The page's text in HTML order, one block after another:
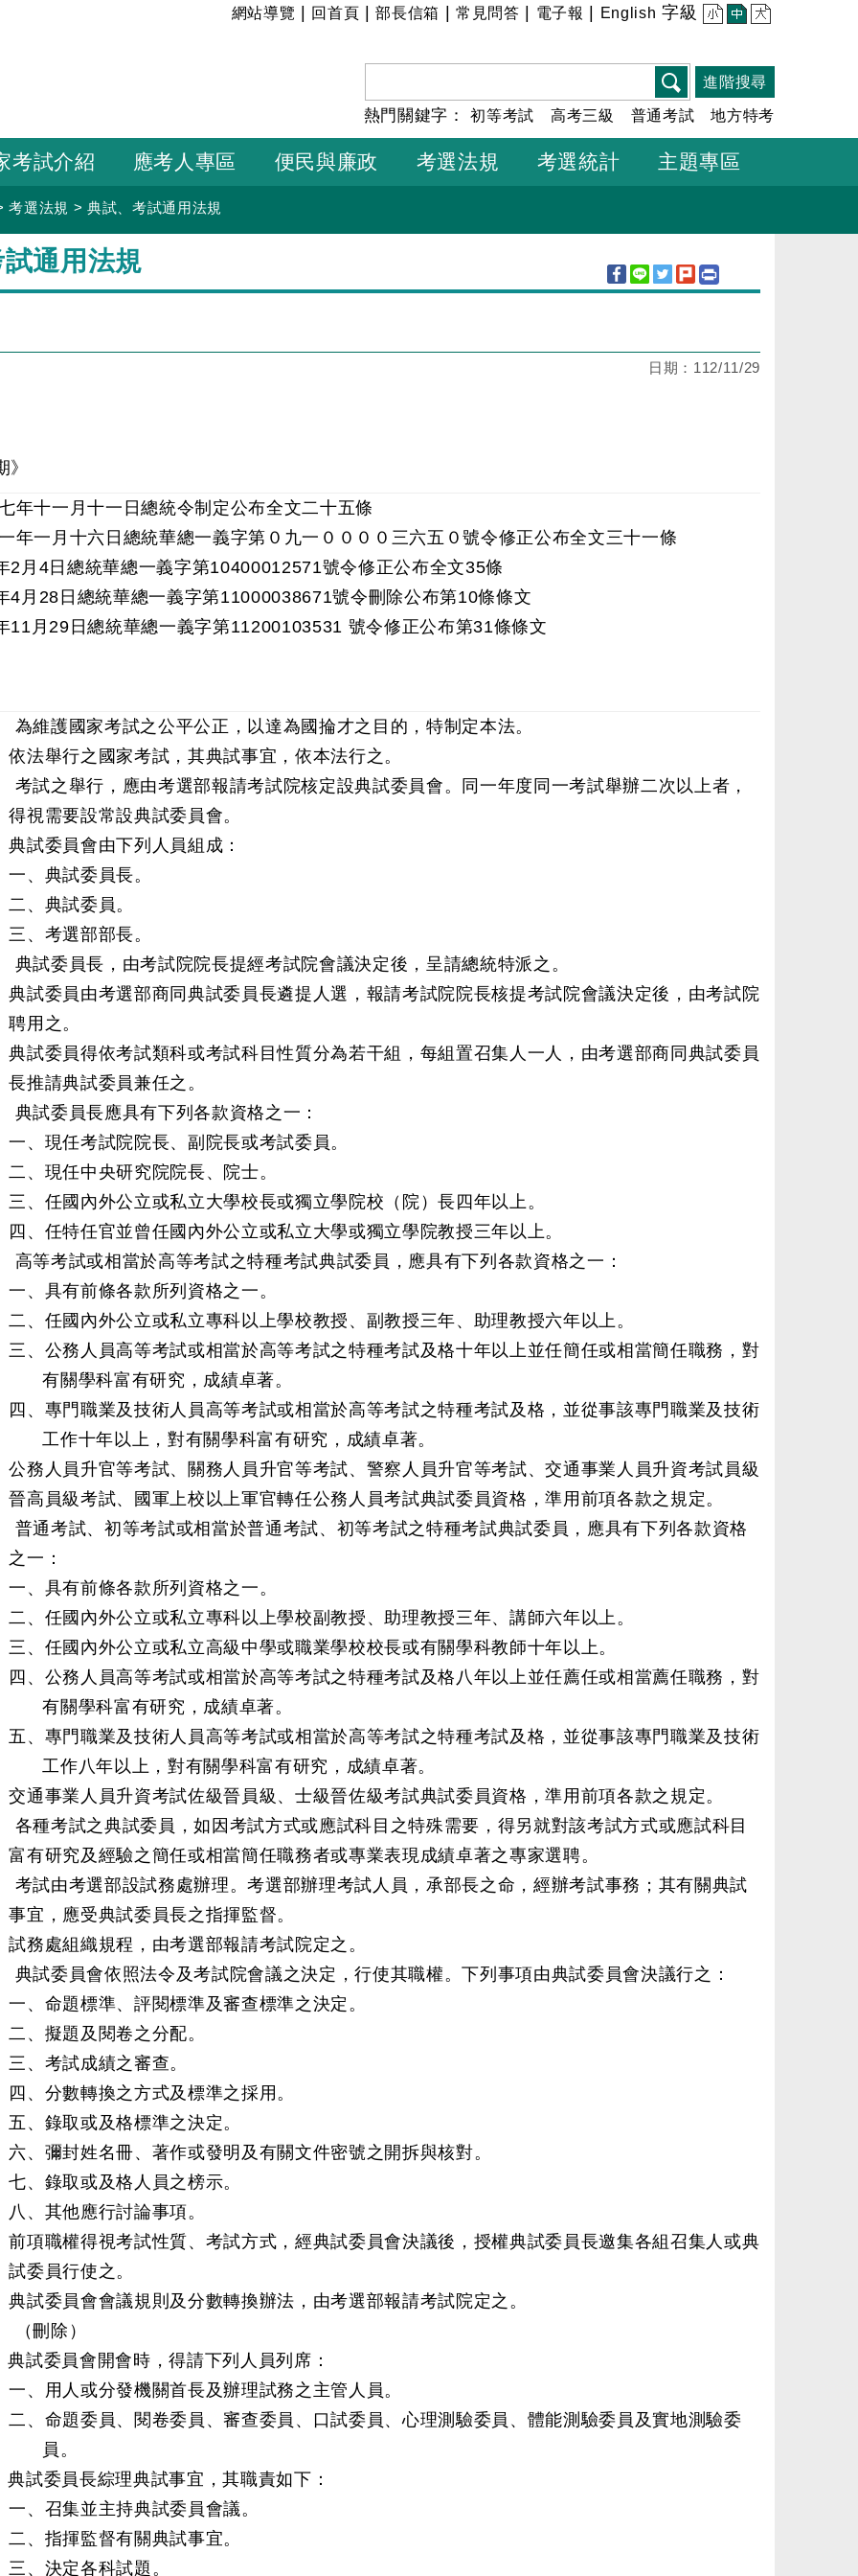
:::
網站導覽 回首頁 |部長信箱 常見問答 電子報 English 字級 小 中 大
進階搜尋
熱門關鍵字：初等考試 高考三級 普通考試 地方特考
考試介紹 應考人專區 便民與廉政 考選法規 考選統計 主題專區
考選法規 >典試、考試通用法規
通用法規
日期： 112/11/29
》
年十一月十一日總統令制定公布全文二十五條
年一月十六日總統華總一義字第０九一００００三六五０號令修正公布全文三十一條
2月4日總統華總一義字第10400012571號令修正公布全文35條
4月28日總統華總一義字第11000038671號令刪除公布第10條條文
11月29日總統華總一義字第11200103531 號令修正公布第31條條文
護國家考試之公平公正，以達為國掄才之目的，特制定本法。
依法舉行之國家考試，其典試事宜，依本法行之。
之舉行，應由考選部報請考試院核定設典試委員會。同一年度同一考試舉辦二次以上者，
得視需要設常設典試委員會。
典試委員會由下列人員組成：
一、典試委員長。
二、典試委員。
三、考選部部長。
委員長，由考試院院長提經考試院會議決定後，呈請總統特派之。
典試委員由考選部商同典試委員長遴提人選，報請考試院院長核提考試院會議決定後，由考試院
聘用之。
典試委員得依考試類科或考試科目性質分為若干組，每組置召集人一人，由考選部商同典試委員
長推請典試委員兼任之。
委員長應具有下列各款資格之一：
一、現任考試院院長、副院長或考試委員。
二、現任中央研究院院長、院士。
三、任國內外公立或私立大學校長或獨立學院校（院）長四年以上。
四、任特任官並曾任國內外公立或私立大學或獨立學院教授三年以上。
考試或相當於高等考試之特種考試典試委員，應具有下列各款資格之一：
一、具有前條各款所列資格之一。
二、任國內外公立或私立專科以上學校教授、副教授三年、助理教授六年以上。
三、公務人員高等考試或相當於高等考試之特種考試及格十年以上並任簡任或相當簡任職務，對
有關學科富有研究，成績卓著。
四、專門職業及技術人員高等考試或相當於高等考試之特種考試及格，並從事該專門職業及技術
工作十年以上，對有關學科富有研究，成績卓著。
公務人員升官等考試、關務人員升官等考試、警察人員升官等考試、交通事業人員升資考試員級
晉高員級考試、國軍上校以上軍官轉任公務人員考試典試委員資格，準用前項各款之規定。
考試、初等考試或相當於普通考試、初等考試之特種考試典試委員，應具有下列各款資格
之一：
一、具有前條各款所列資格之一。
二、任國內外公立或私立專科以上學校副教授、助理教授三年、講師六年以上。
三、任國內外公立或私立高級中學或職業學校校長或有關學科教師十年以上。
四、公務人員高等考試或相當於高等考試之特種考試及格八年以上並任薦任或相當薦任職務，對
有關學科富有研究，成績卓著。
五、專門職業及技術人員高等考試或相當於高等考試之特種考試及格，並從事該專門職業及技術
工作八年以上，對有關學科富有研究，成績卓著。
交通事業人員升資考試佐級晉員級、士級晉佐級考試典試委員資格，準用前項各款之規定。
考試之典試委員，如因考試方式或應試科目之特殊需要，得另就對該考試方式或應試科目
富有研究及經驗之簡任或相當簡任職務者或專業表現成績卓著之專家選聘。
由考選部設試務處辦理。考選部辦理考試人員，承部長之命，經辦考試事務；其有關典試
事宜，應受典試委員長之指揮監督。
試務處組織規程，由考選部報請考試院定之。
委員會依照法令及考試院會議之決定，行使其職權。下列事項由典試委員會決議行之：
一、命題標準、評閱標準及審查標準之決定。
二、擬題及閱卷之分配。
三、考試成績之審查。
四、分數轉換之方式及標準之採用。
五、錄取或及格標準之決定。
六、彌封姓名冊、著作或發明及有關文件密號之開拆與核對。
七、錄取或及格人員之榜示。
八、其他應行討論事項。
前項職權得視考試性質、考試方式，經典試委員會決議後，授權典試委員長邀集各組召集人或典
試委員行使之。
典試委員會會議規則及分數轉換辦法，由考選部報請考試院定之。
刪除）
試委員會開會時，得請下列人員列席：
一、用人或分發機關首長及辦理試務之主管人員。
二、命題委員、閱卷委員、審查委員、口試委員、心理測驗委員、體能測驗委員及實地測驗委
員。
試委員長綜理典試事宜，其職責如下：
一、召集並主持典試委員會議。
二、指揮監督有關典試事宜。
三、決定各科試題。